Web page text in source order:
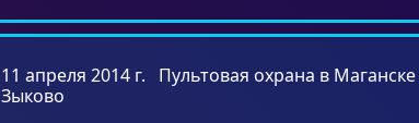
11 апреля 2014 г. Пультовая охрана в
Зыково